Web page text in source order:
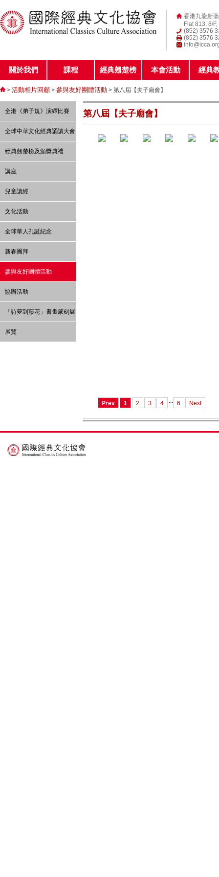
香港九龍新
Flat 813, 8/
(852) 3576
(852) 3576
關於我們 課程 經典翹楚榜 本會活動 經典
> 活動相片回顧 > 參與友好團體活動 > 第八屆【夫子廟會】
全港《弟子規》演繹比賽
全球中華文化經典誦讀大會
經典翹楚榜及頒獎典禮
講座
兒童讀經
文化活動
全球華人孔誕紀念
新春團拜
參與友好團體活動
協辦活動
「詩夢到藤花」書畫篆刻展
展覽
第八屆【夫子廟會】
Prev 1 2 3 4 ... 6 Next